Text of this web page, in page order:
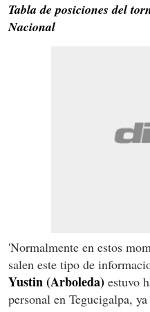
Tabla de posiciones del
Nacional
'Normalmente en estos
salen este tipo de
Yustin (Arboleda) estuvo
personal en Tegucigalpa,